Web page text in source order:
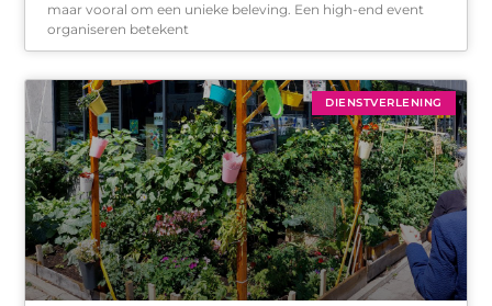
maar vooral om een unieke beleving. Een high-end event
organiseren betekent
DIENSTVERLENING